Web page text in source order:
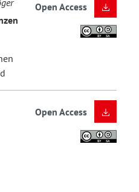
Open Access
Open Access